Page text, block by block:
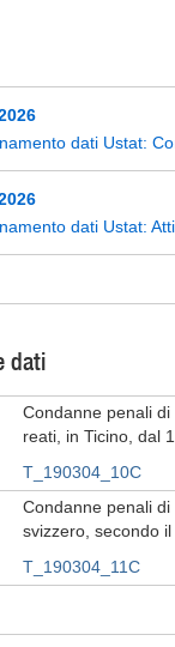
dati Ustat:
dati Ustat:
dati
Condanne penali
reati, in Ticino, dal
T_190304_10C
Condanne penali
svizzero, secondo
T_190304_11C